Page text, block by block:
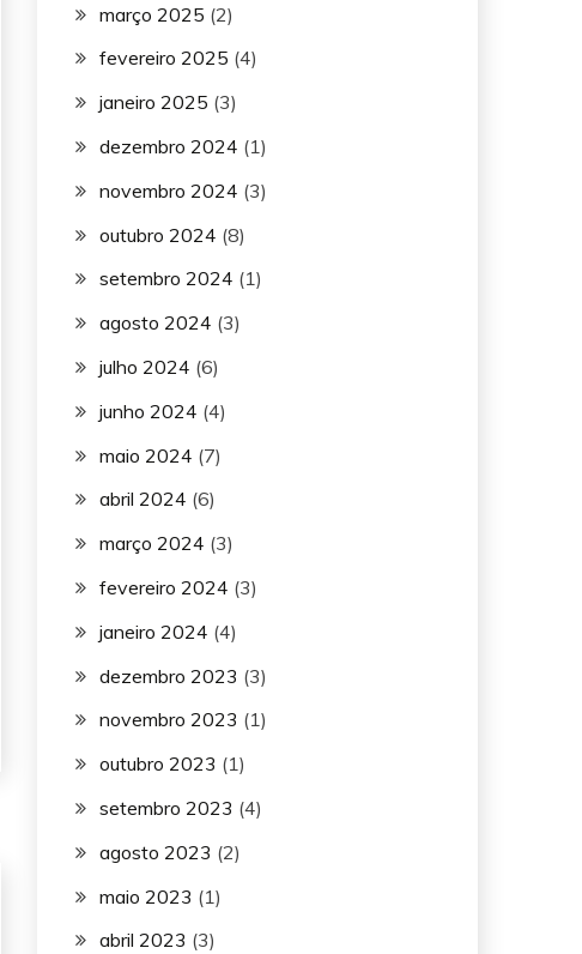
março 2025 (2)
fevereiro 2025 (4)
janeiro 2025 (3)
dezembro 2024 (1)
novembro 2024 (3)
outubro 2024 (8)
setembro 2024 (1)
agosto 2024 (3)
julho 2024 (6)
junho 2024 (4)
maio 2024 (7)
abril 2024 (6)
março 2024 (3)
fevereiro 2024 (3)
janeiro 2024 (4)
dezembro 2023 (3)
novembro 2023 (1)
outubro 2023 (1)
setembro 2023 (4)
agosto 2023 (2)
maio 2023 (1)
abril 2023 (3)